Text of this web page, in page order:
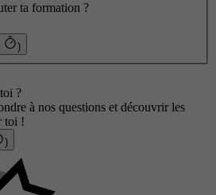
ta formation ?
)
?
à nos questions et découvrir les
toi !
)